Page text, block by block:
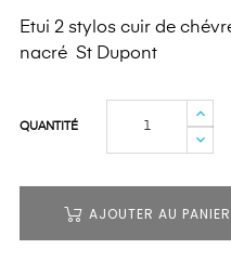
Etui 2 stylos cuir de
nacré St Dupont
QUANTITÉ
AJOUTER AU PANIER